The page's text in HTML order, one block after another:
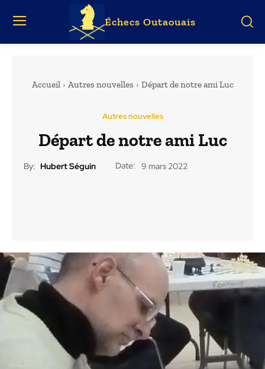
Échecs Outaouais
Accueil Autres nouvelles Départ de notre ami Luc
Autres nouvelles
Départ de notre ami Luc
By: Hubert Séguin Date: 9 mars 2022